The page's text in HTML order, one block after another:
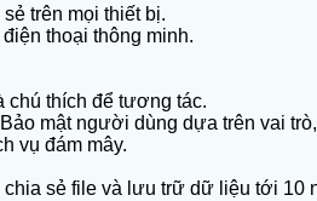
trên mọi thiết bị.
thoại thông minh.
chú thích để tương tác.
mật người dùng dựa trên vai
vụ đám mây.
sẻ file và lưu trữ dữ liệu tới 10